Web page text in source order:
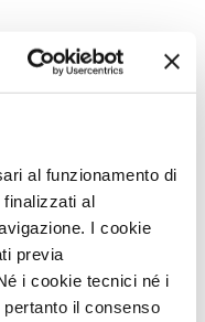
al funzionamento di
al
I cookie
previa
i cookie tecnici né i
il consenso
e
i livelli di
vanno eseguiti
- Focus Salute